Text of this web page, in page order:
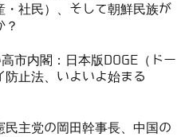
・社民）、そして朝鮮民族が
？
市内閣：日本版DOGE（ドー
防止法、いよいよ始まる
民主党の岡田幹事長、中国の